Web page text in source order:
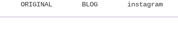
ORIGINAL BLOG instagram